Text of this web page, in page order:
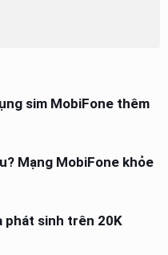
sim MobiFone thêm
Mạng MobiFone khỏe
phát sinh trên 20K